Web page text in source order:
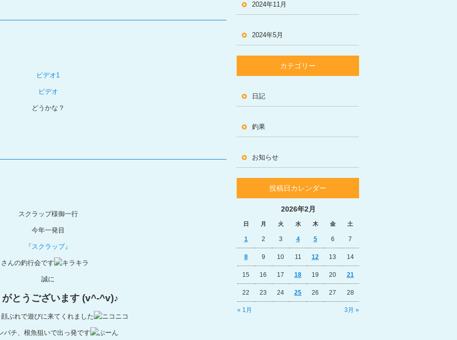
ビデオ1
ビデオ
どうかな？
スクラップ様御一行
今年一発目
『スクラップ』
さんの釣行会です
誠に
がとうございます (v^-^v)♪
ぶれで遊びに来てくれました
パチ、根魚狙いで出っ発です
2024年11月
2024年5月
カテゴリー
日記
釣果
お知らせ
投稿日カレンダー
2026年2月
日 月 火 水 木 金 土
« 1月 3月 »
1 2 3 4 5 6 7
8 9 10 11 12 13 14
15 16 17 18 19 20 21
22 23 24 25 26 27 28